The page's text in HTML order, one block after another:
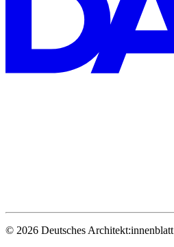
© 2026 Deutsches Architekt:innenblatt